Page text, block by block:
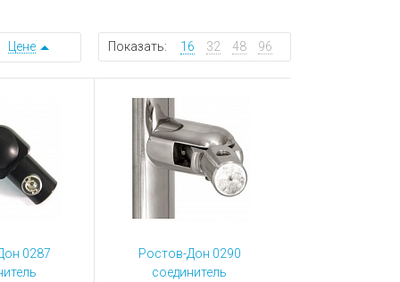
Показать: 16 32 48 96
Цене
0287
Ростов-Дон 0290
соединитель